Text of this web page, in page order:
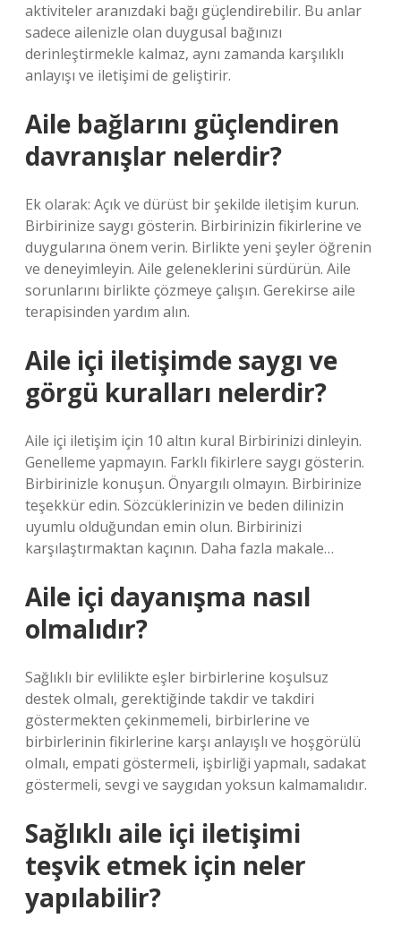
aktiviteler aranızdaki bağı güçlendirebilir. Bu anlar
sadece ailenizle olan duygusal bağınızı
derinleştirmekle kalmaz, aynı zamanda karşılıklı
anlayışı ve iletişimi de geliştirir.
Aile bağlarını güçlendiren
davranışlar nelerdir?
Ek olarak: Açık ve dürüst bir şekilde iletişim kurun.
Birbirinize saygı gösterin. Birbirinizin fikirlerine ve
duygularına önem verin. Birlikte yeni şeyler öğrenin
ve deneyimleyin. Aile geleneklerini sürdürün. Aile
sorunlarını birlikte çözmeye çalışın. Gerekirse aile
terapisinden yardım alın.
Aile içi iletişimde saygı ve
görgü kuralları nelerdir?
Aile içi iletişim için 10 altın kural Birbirinizi dinleyin.
Genelleme yapmayın. Farklı fikirlere saygı gösterin.
Birbirinizle konuşun. Önyargılı olmayın. Birbirinize
teşekkür edin. Sözcüklerinizin ve beden dilinizin
uyumlu olduğundan emin olun. Birbirinizi
karşılaştırmaktan kaçının. Daha fazla makale…
Aile içi dayanışma nasıl
olmalıdır?
Sağlıklı bir evlilikte eşler birbirlerine koşulsuz
destek olmalı, gerektiğinde takdir ve takdiri
göstermekten çekinmemeli, birbirlerine ve
birbirlerinin fikirlerine karşı anlayışlı ve hoşgörülü
olmalı, empati göstermeli, işbirliği yapmalı, sadakat
göstermeli, sevgi ve saygıdan yoksun kalmamalıdır.
Sağlıklı aile içi iletişimi
teşvik etmek için neler
yapılabilir?